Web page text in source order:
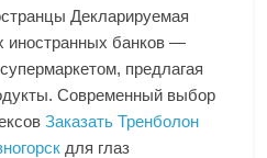
Декларируемая
иностранных банков —
предлагая
Современный выбор
Заказать Тренболон
для глаз